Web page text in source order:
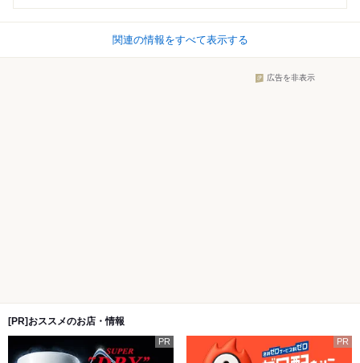
関連の情報をすべて表示する
広告を非表示
[PR]おススメのお店・情報
PR PR